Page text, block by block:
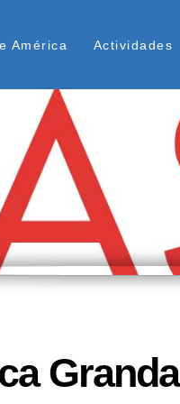
Superior
América Actividades
Granda